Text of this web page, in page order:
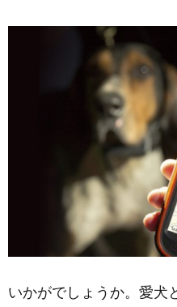
いかがでしょうか。愛犬